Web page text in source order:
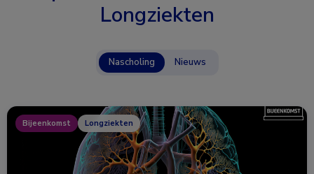
Longziekten
Nascholing Nieuws
Bijeenkomst Longziekten